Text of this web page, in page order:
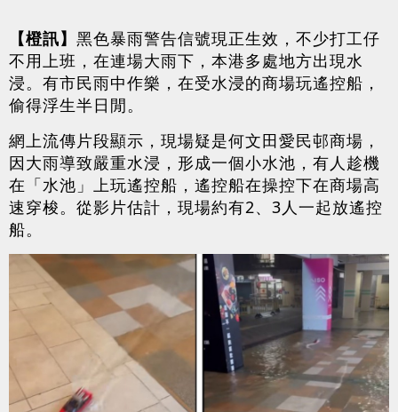
【橙訊】 黑色暴雨警告信號現正生效，不少打工仔
不用上班，在連場大雨下，本港多處地方出現水
浸。有市民雨中作樂，在受水浸的商場玩遙控船，
偷得浮生半日閒。
網上流傳片段顯示，現場疑是何文田愛民邨商場，
因大雨導致嚴重水浸，形成一個小水池，有人趁機
在「水池」上玩遙控船，遙控船在操控下在商場高
速穿梭。從影片估計，現場約有2、3人一起放遙控
船。